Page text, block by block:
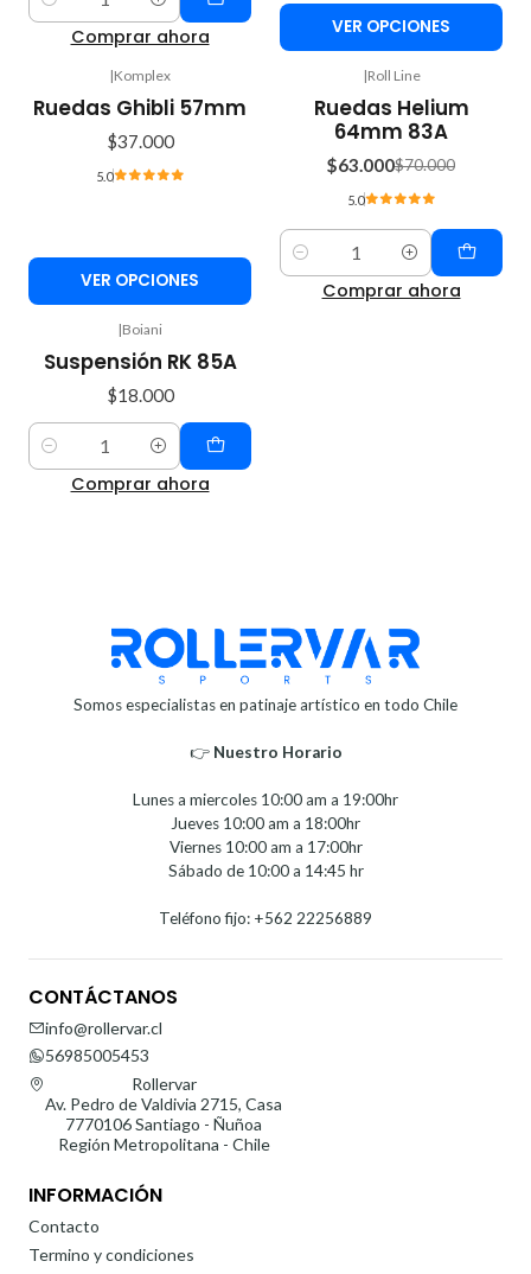
Cantidad
Comprar ahora VER OPCIONES
|Komplex
Ruedas Ghibli 57mm
$37.000
5.0
VER OPCIONES
-10%
OFF
|Roll Line
Ruedas Helium
64mm 83A
$63.000$70.000
5.0
Cantidad
Comprar ahora
|Boiani
Suspensión RK 85A
$18.000
Cantidad
Comprar ahora
Somos especialistas en patinaje artístico en todo Chile
👉 Nuestro Horario⁣⁣
Lunes a miercoles 10:00 am a 19:00hr
Jueves 10:00 am a 18:00hr
Viernes 10:00 am a 17:00hr
Sábado de 10:00 a 14:45 hr
Teléfono fijo: +562 22256889
CONTÁCTANOS
info@rollervar.cl
56985005453
Rollervar
Av. Pedro de Valdivia 2715, Casa
7770106 Santiago - Ñuñoa
Región Metropolitana - Chile
INFORMACIÓN
Contacto
Termino y condiciones